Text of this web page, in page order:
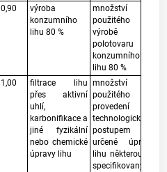
0,90
výroba
konzumního
lihu 80 %
množství lihu
použitého k
výrobě
polotovaru
konzumního
lihu 80 %
1,00
filtrace lihu
přes aktivní
uhlí,
karbonifikace a
jiné fyzikální
nebo chemické
úpravy lihu
množství lihu
použitého k
provedení
technologickým
postupem
určené úpravě
lihu některou ze
specifikovaných